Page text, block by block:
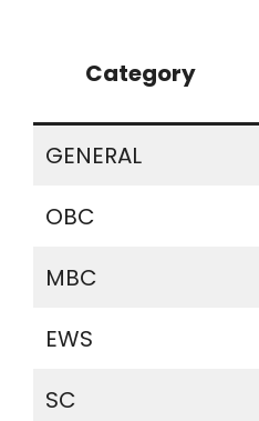
Category
GENERAL
OBC
MBC
EWS
SC